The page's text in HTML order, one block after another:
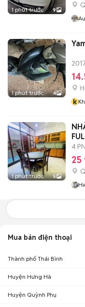
1 phút trước 9
1 phút trước 4
k
1 phút trước 5
4 PN
25
Mua bán điện thoại
Thành phố Thái Bình
Huyện Hưng Hà
Huyện Quỳnh Phụ